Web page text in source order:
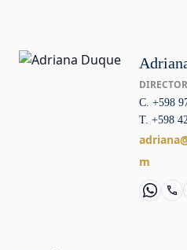
DIRECTOR
C. +598
T. +598
m